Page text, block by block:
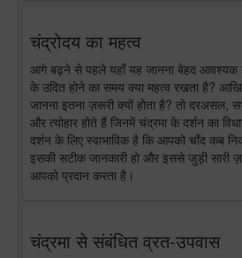
चंद्रोदय का महत्व
आगे बढ़ने से पहले यहाँ यह जानना बेहद आवश्यक
के उदित होने का समय क्या महत्व रखता है?
जानना इतना ज़रूरी क्यों होता है? तो दरअसल,
और त्योहार होते हैं जिनमें चंद्रमा के दर्शन का
दर्शन के लिए स्वाभाविक है कि आपको चाँद कब
इसकी सटीक जानकारी हो और इससे जुड़ी सारी
आपको प्रदान करता है।
चंद्रमा से संबंधित व्रत-उपवास